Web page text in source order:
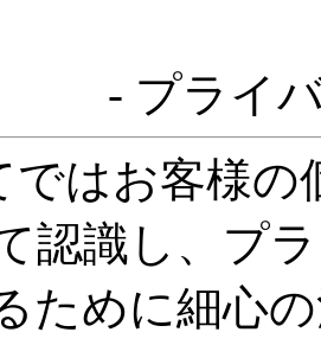
- プライ
ではお客様の
認識し、プ
ために細心